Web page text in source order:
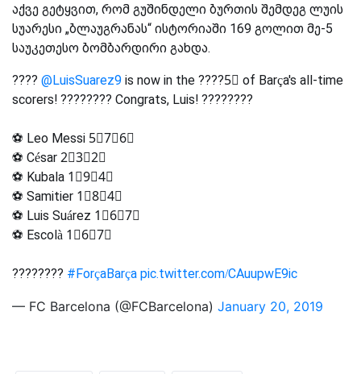
აქვე გეტყვით, რომ გუშინდელი ბურთის შემდეგ ლუის
სუარესი „ბლაუგრანას“ ისტორიაში 169 გოლით მე-5
საუკეთესო ბომბარდირი გახდა.
???? @LuisSuarez9 is now in the ????5⃣ of Barça's all-time
scorers! ???????? Congrats, Luis! ????????
⚽ Leo Messi 5⃣7⃣6⃣
⚽ César 2⃣3⃣2⃣
⚽ Kubala 1⃣9⃣4⃣
⚽ Samitier 1⃣8⃣4⃣
⚽ Luis Suárez 1⃣6⃣7⃣
⚽ Escolà 1⃣6⃣7⃣
???????? #ForçaBarça pic.twitter.com/CAuupwE9ic
— FC Barcelona (@FCBarcelona) January 20, 2019